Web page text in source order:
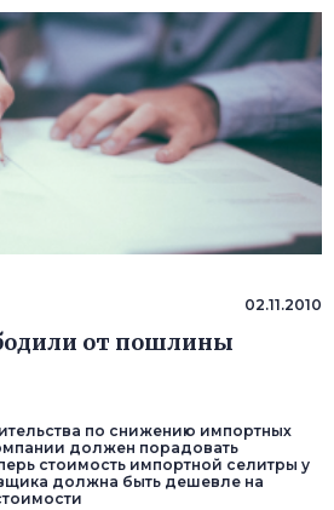
02.11.2010
от пошлины
по снижению импортных
должен порадовать
стоимость импортной селитры у
должна быть дешевле на